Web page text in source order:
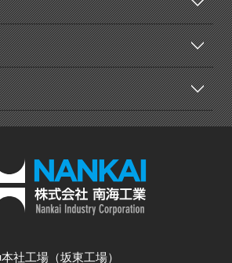
本社工場（坂東工場）